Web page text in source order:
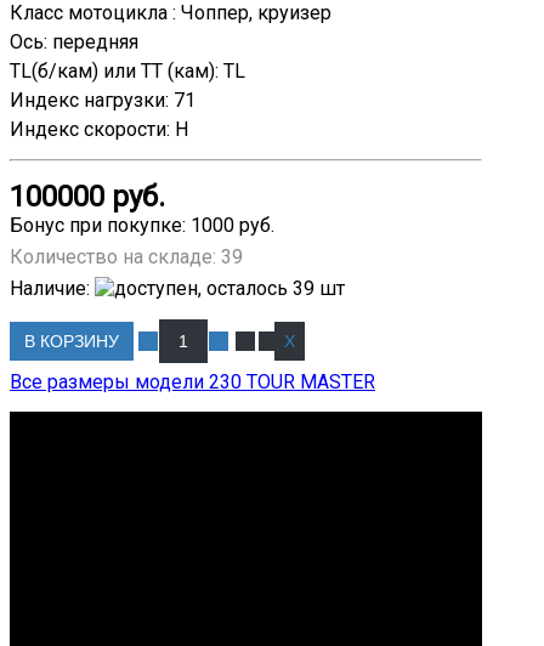
Класс мотоцикла : Чоппер, круизер
Ось: передняя
TL(б/кам) или TT (кам): TL
Индекс нагрузки: 71
Индекс скорости: H
100000 руб.
Бонус при покупке: 1000 руб.
Количество на складе: 39
Наличие:
В КОРЗИНУ
Все размеры модели 230 TOUR MASTER